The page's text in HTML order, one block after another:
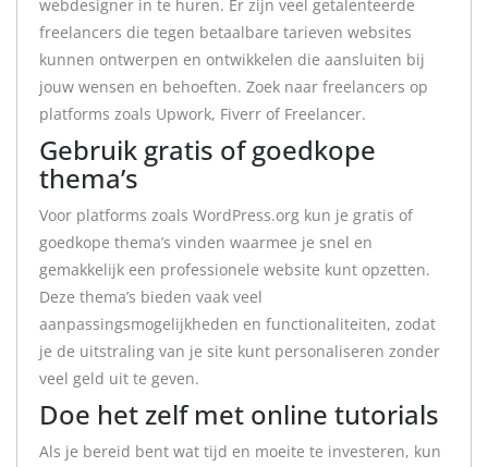
webdesigner in te huren. Er zijn veel getalenteerde
freelancers die tegen betaalbare tarieven websites
kunnen ontwerpen en ontwikkelen die aansluiten bij
jouw wensen en behoeften. Zoek naar freelancers op
platforms zoals Upwork, Fiverr of Freelancer.
Gebruik gratis of goedkope
thema’s
Voor platforms zoals WordPress.org kun je gratis of
goedkope thema’s vinden waarmee je snel en
gemakkelijk een professionele website kunt opzetten.
Deze thema’s bieden vaak veel
aanpassingsmogelijkheden en functionaliteiten, zodat
je de uitstraling van je site kunt personaliseren zonder
veel geld uit te geven.
Doe het zelf met online tutorials
Als je bereid bent wat tijd en moeite te investeren, kun